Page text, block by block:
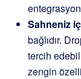
Sahneniz
bağlıdır.
tercih
zengin